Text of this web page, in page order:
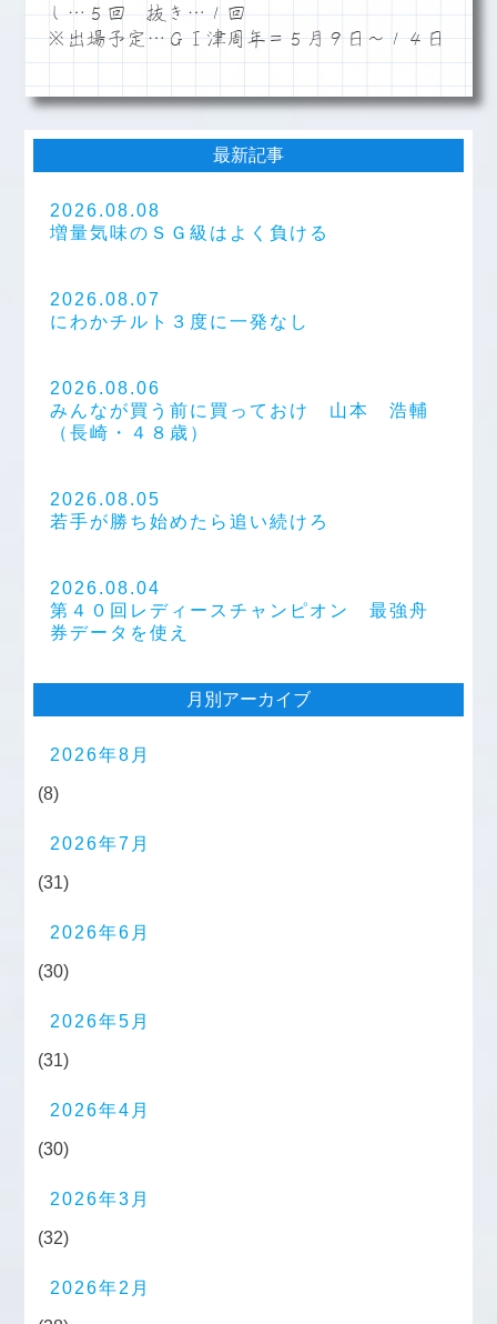
し…５回 抜き…１回
※出場予定…ＧⅠ津周年＝５月９日～１４日
最新記事
2026.08.08
増量気味のＳＧ級はよく負ける
2026.08.07
にわかチルト３度に一発なし
2026.08.06
みんなが買う前に買っておけ 山本 浩輔
（長崎・４８歳）
2026.08.05
若手が勝ち始めたら追い続けろ
2026.08.04
第４０回レディースチャンピオン 最強舟
券データを使え
月別アーカイブ
2026年8月
(8)
2026年7月
(31)
2026年6月
(30)
2026年5月
(31)
2026年4月
(30)
2026年3月
(32)
2026年2月